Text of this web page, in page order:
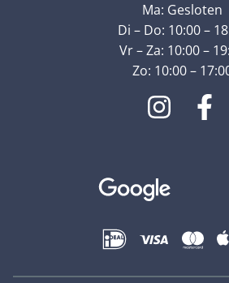
Ma: Gesloten
Di – Do: 10:00 –
Vr – Za: 10:00 –
Zo: 10:00 –